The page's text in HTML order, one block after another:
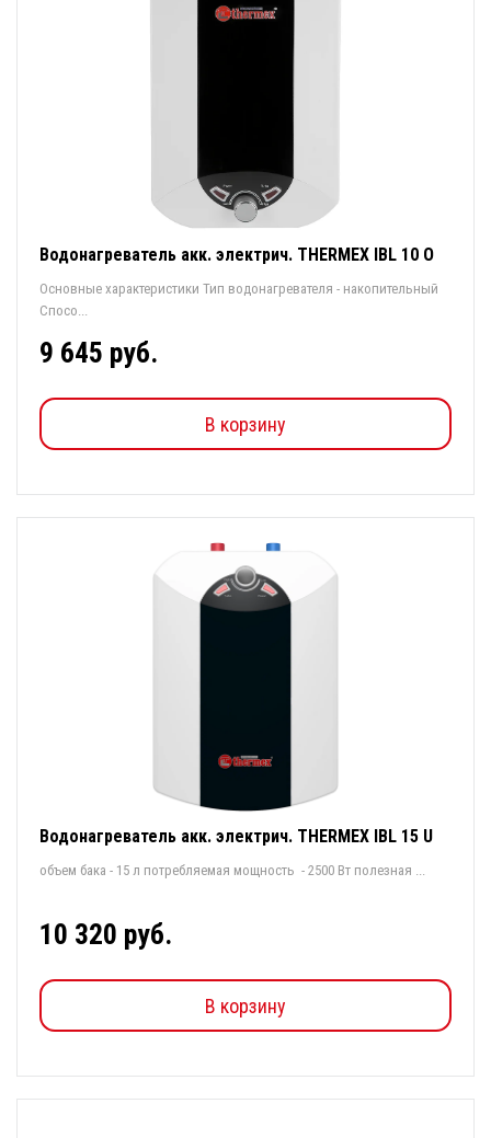
Водонагреватель акк. электрич. THERMEX IBL 10 О
Основные характеристики Тип водонагревателя - накопительный
Спосо...
9 645 руб.
В корзину
Водонагреватель акк. электрич. THERMEX IBL 15 U
объем бака - 15 л потребляемая мощность - 2500 Вт полезная ...
10 320 руб.
В корзину